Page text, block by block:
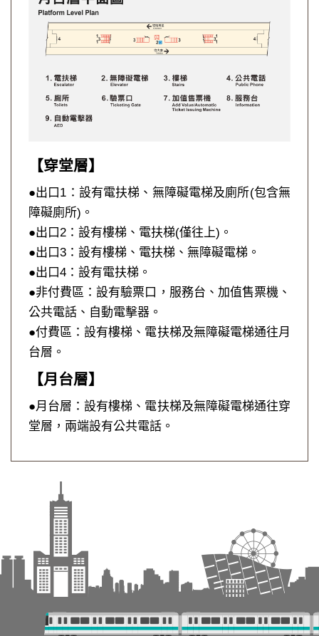
【穿堂層】
●出口1：設有電扶梯、無障礙電梯及廁所(包含無
障礙廁所)。
●出口2：設有樓梯、電扶梯(僅往上)。
●出口3：設有樓梯、電扶梯、無障礙電梯。
●出口4：設有電扶梯。
●非付費區：設有驗票口，服務台、加值售票機、
公共電話、自動電擊器。
●付費區：設有樓梯、電扶梯及無障礙電梯通往月
台層。
【月台層】
●月台層：設有樓梯、電扶梯及無障礙電梯通往穿
堂層，兩端設有公共電話。